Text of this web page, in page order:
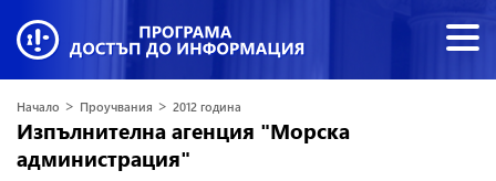
Начало > Проучвания > 2012 година
Изпълнителна агенция "Морска
администрация"